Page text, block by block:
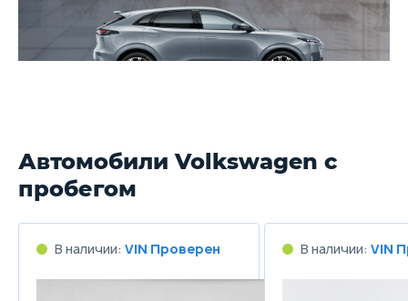
Автомобили Volkswagen с
пробегом
В наличии: VIN Проверен В наличии: VIN